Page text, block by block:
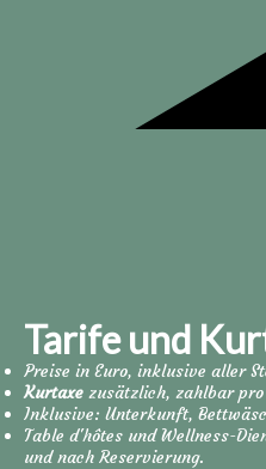
Tarife und
Preise in Euro, inklusive aller
Kurtaxe zusätzlich, zahlbar pro
Inklusive: Unterkunft,
Table d'hôtes und Wellness-
und nach Reservierung.